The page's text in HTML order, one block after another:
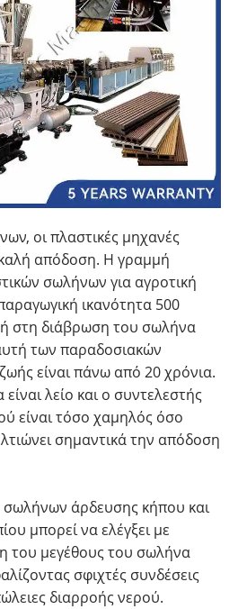
οι πλαστικές μηχανές
απόδοση. Η γραμμή
σωλήνων για αγροτική
ικανότητα 500
στη διάβρωση του σωλήνα
των παραδοσιακών
είναι πάνω από 20 χρόνια.
λείο και ο συντελεστής
είναι τόσο χαμηλός όσο
σημαντικά την απόδοση
άρδευσης κήπου και
μπορεί να ελέγξει με
του μεγέθους του σωλήνα
σφιχτές συνδέσεις
διαρροής νερού.